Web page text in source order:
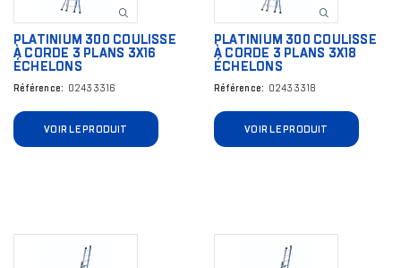
PLATINIUM 300 COULISSE
À CORDE 3 PLANS 3X16
ÉCHELONS
Référence 02433316
VOIR LE PRODUIT
PLATINIUM 300 COULISSE
À CORDE 3 PLANS 3X18
ÉCHELONS
Référence 02433318
VOIR LE PRODUIT